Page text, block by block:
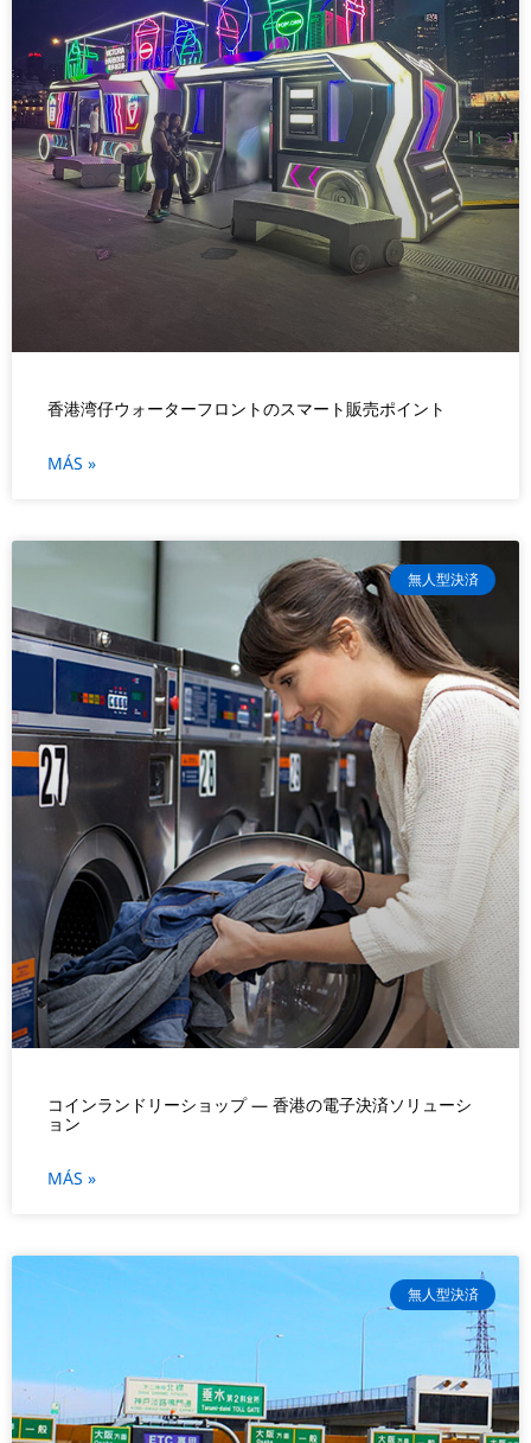
香港湾仔ウォーターフロントのスマート販売ポイント
MÁS »
無人型決済
コインランドリーショップ — 香港の電子決済ソリューシ
ョン
MÁS »
無人型決済